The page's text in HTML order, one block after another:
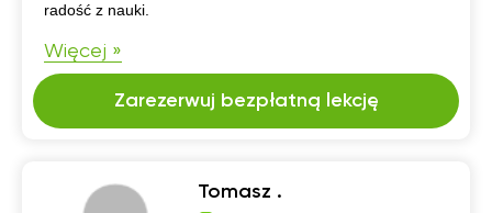
radość z nauki.
Więcej »
Zarezerwuj bezpłatną lekcję
Tomasz .